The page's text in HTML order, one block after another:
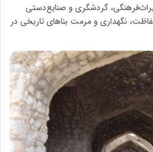
گردشگری و صنایع‌دستی
نگهداری و مرمت بناهای تاریخی در